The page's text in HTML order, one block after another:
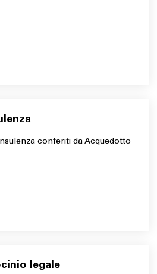
conferiti da Acquedotto
legale